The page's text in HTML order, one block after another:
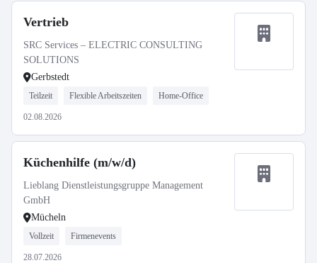
Vertrieb
SRC Services – ELECTRIC CONSULTING
SOLUTIONS
Gerbstedt
Teilzeit Flexible Arbeitszeiten Home-Office
02.08.2026
Küchenhilfe (m/w/d)
Lieblang Dienstleistungsgruppe Management
GmbH
Mücheln
Vollzeit Firmenevents
28.07.2026